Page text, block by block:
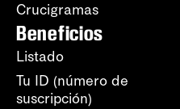
Crucigramas
Beneficios
Listado
Tu ID (número de
suscripción)